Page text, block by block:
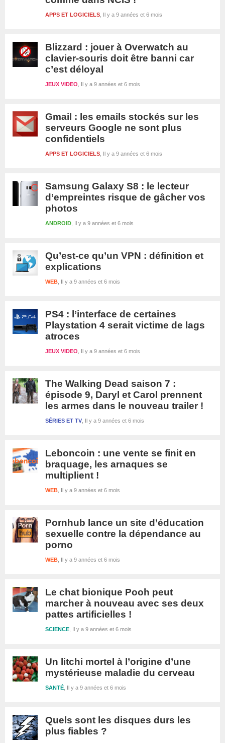
Il y a 9 années et 6 mois
APPS ET LOGICIELS
Blizzard : jouer à Overwatch au
clavier-souris doit être banni car
c’est déloyal
Il y a 9 années et 6 mois
JEUX VIDEO
Gmail : les emails stockés sur les
serveurs Google ne sont plus
confidentiels
Il y a 9 années et 6 mois
APPS ET LOGICIELS
Samsung Galaxy S8 : le lecteur
d’empreintes risque de gâcher vos
photos
Il y a 9 années et 6 mois
ANDROID
Qu’est-ce qu’un VPN : définition et
explications
Il y a 9 années et 6 mois
WEB
PS4 : l’interface de certaines
Playstation 4 serait victime de lags
atroces
Il y a 9 années et 6 mois
JEUX VIDEO
The Walking Dead saison 7 :
épisode 9, Daryl et Carol prennent
les armes dans le nouveau trailer !
Il y a 9 années et 6 mois
SÉRIES ET TV
Leboncoin : une vente se finit en
braquage, les arnaques se
multiplient !
Il y a 9 années et 6 mois
WEB
Pornhub lance un site d’éducation
sexuelle contre la dépendance au
porno
Il y a 9 années et 6 mois
WEB
Le chat bionique Pooh peut
marcher à nouveau avec ses deux
pattes artificielles !
Il y a 9 années et 6 mois
SCIENCE
Un litchi mortel à l’origine d’une
mystérieuse maladie du cerveau
Il y a 9 années et 6 mois
SANTÉ
Quels sont les disques durs les
plus fiables ?